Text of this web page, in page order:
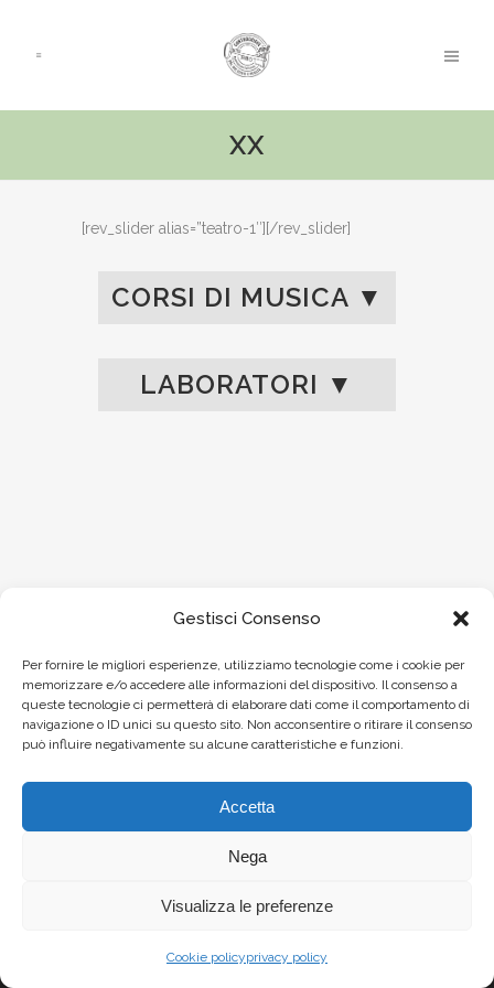
Gestisci Consenso
Per fornire le migliori esperienze, utilizziamo tecnologie come i cookie per
memorizzare e/o accedere alle informazioni del dispositivo. Il consenso a
queste tecnologie ci permetterà di elaborare dati come il comportamento di
navigazione o ID unici su questo sito. Non acconsentire o ritirare il consenso
può influire negativamente su alcune caratteristiche e funzioni.
Accetta
Nega
Visualizza le preferenze
Cookie policyprivacy policy
XX
[rev_slider alias=”teatro-1″][/rev_slider]
CORSI DI MUSICA ▼
LABORATORI ▼